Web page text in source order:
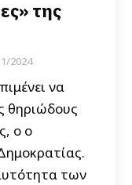
της
2024
να
θηριώδους
ο ο
των